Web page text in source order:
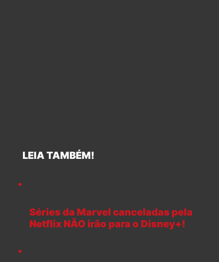
LEIA TAMBÉM!
Séries da Marvel canceladas pela
Netflix NÃO irão para o Disney+!